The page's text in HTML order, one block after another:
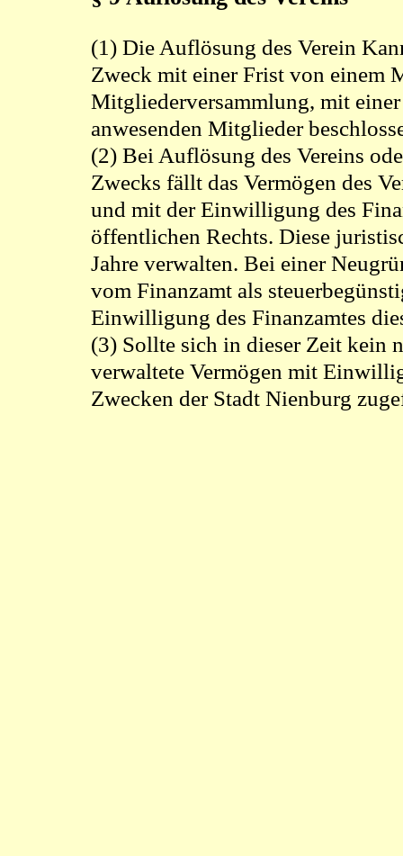
(1) Die Auflösung des Verein
Zweck mit einer Frist von einem
Mitgliederversammlung, mit
anwesenden Mitglieder
(2) Bei Auflösung des Vereins
Zwecks fällt das Vermögen des
und mit der Einwilligung des
öffentlichen Rechts. Diese
Jahre verwalten. Bei einer
vom Finanzamt als
Einwilligung des Finanzamtes
(3) Sollte sich in dieser Zeit kein
verwaltete Vermögen mit
Zwecken der Stadt Nienburg